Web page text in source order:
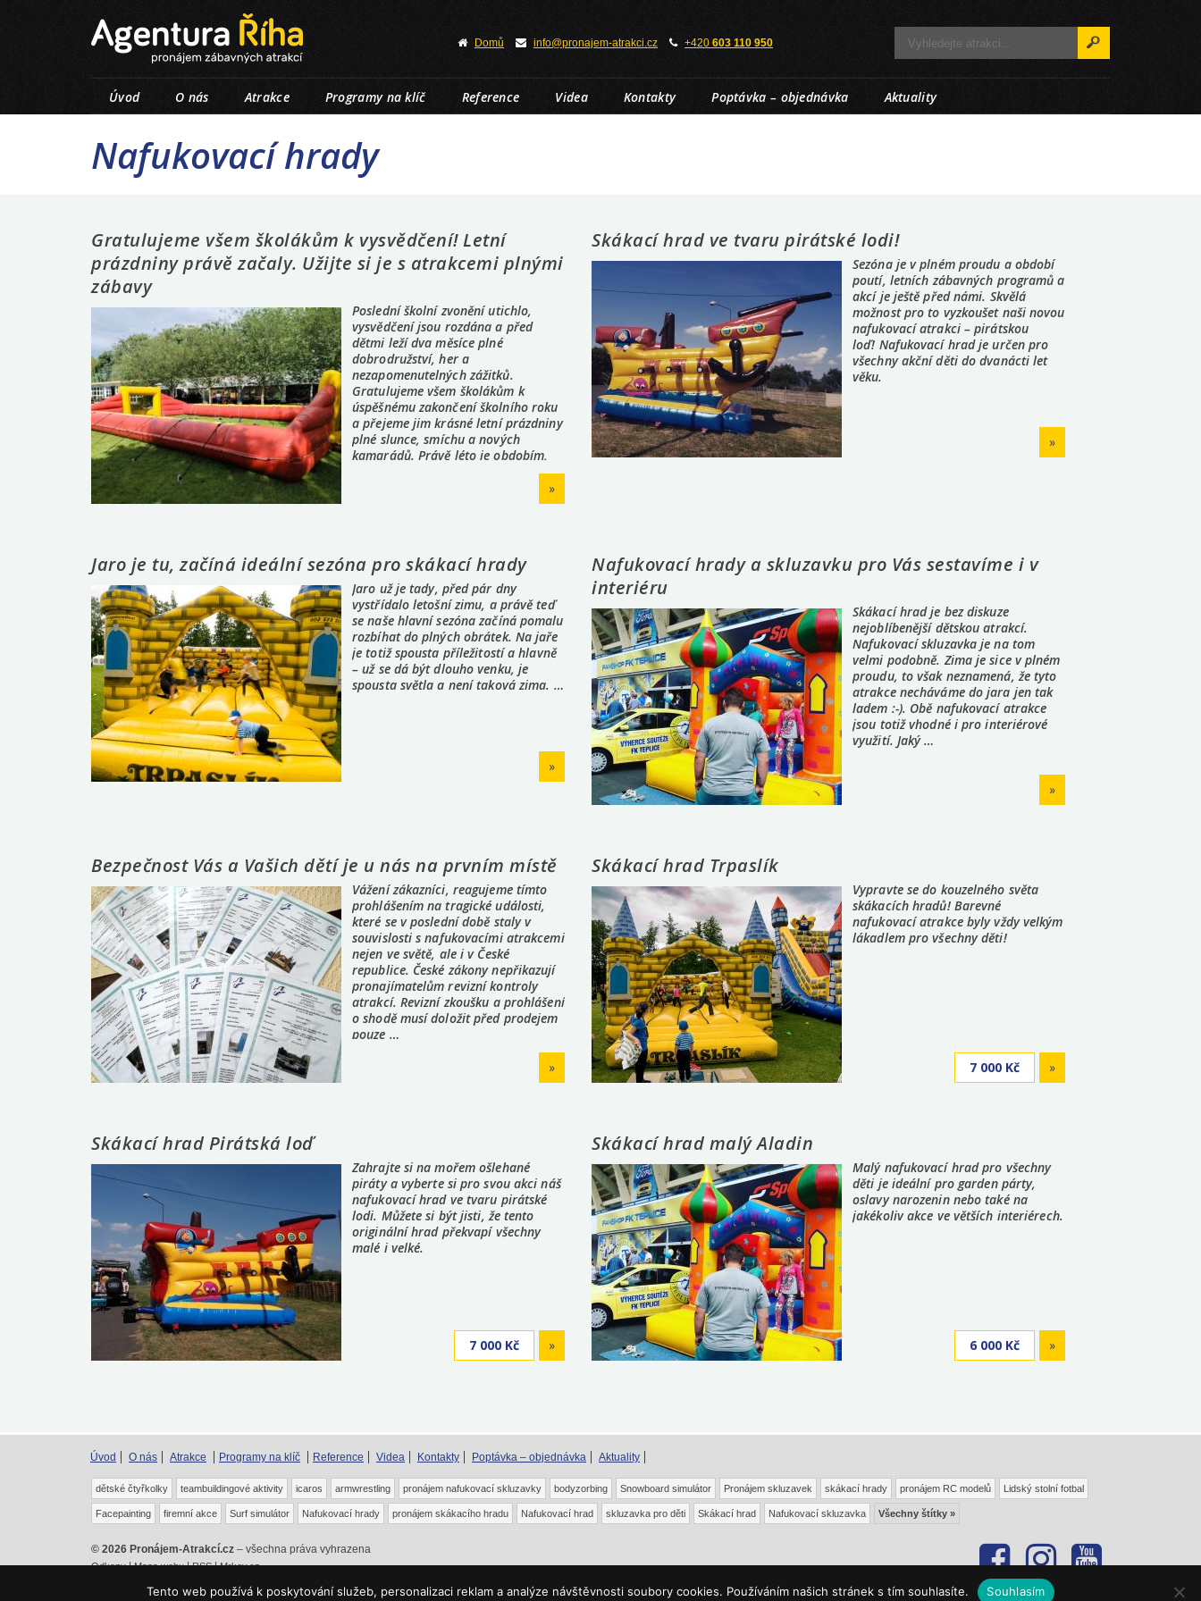
Domů info@pronajem-atrakci.cz +420 603 110 950
Úvod O nás Atrakce Programy na klíč Reference Videa Kontakty Poptávka – objednávka Aktuality
Nafukovací hrady
Gratulujeme všem školákům k vysvědčení! Letní
prázdniny právě začaly. Užijte si je s atrakcemi plnými
zábavy
Poslední školní zvonění utichlo,
vysvědčení jsou rozdána a před
dětmi leží dva měsíce plné
dobrodružství, her a
nezapomenutelných zážitků.
Gratulujeme všem školákům k
úspěšnému zakončení školního roku
a přejeme jim krásné letní prázdniny
plné slunce, smíchu a nových
kamarádů. Právě léto je obdobím,
»
Skákací hrad ve tvaru pirátské lodi!
Sezóna je v plném proudu a období
poutí, letních zábavných programů a
akcí je ještě před námi. Skvělá
možnost pro to vyzkoušet naši novou
nafukovací atrakci – pirátskou
loď! Nafukovací hrad je určen pro
všechny akční děti do dvanácti let
věku.
»
Jaro je tu, začíná ideální sezóna pro skákací hrady
Jaro už je tady, před pár dny
vystřídalo letošní zimu, a právě teď
se naše hlavní sezóna začíná pomalu
rozbíhat do plných obrátek. Na jaře
je totiž spousta příležitostí a hlavně
– už se dá být dlouho venku, je
spousta světla a není taková zima. …
»
Nafukovací hrady a skluzavku pro Vás sestavíme i v
interiéru
Skákací hrad je bez diskuze
nejoblíbenější dětskou atrakcí.
Nafukovací skluzavka je na tom
velmi podobně. Zima je sice v plném
proudu, to však neznamená, že tyto
atrakce necháváme do jara jen tak
ladem :-). Obě nafukovací atrakce
jsou totiž vhodné i pro interiérové
využití. Jaký …
»
Bezpečnost Vás a Vašich dětí je u nás na prvním místě
Vážení zákazníci, reagujeme tímto
prohlášením na tragické události,
které se v poslední době staly v
souvislosti s nafukovacími atrakcemi
nejen ve světě, ale i v České
republice. České zákony nepřikazují
pronajímatelům revizní kontroly
atrakcí. Revizní zkoušku a prohlášení
o shodě musí doložit před prodejem
pouze …
»
Skákací hrad Trpaslík
Vypravte se do kouzelného světa
skákacích hradů! Barevné
nafukovací atrakce byly vždy velkým
lákadlem pro všechny děti!
»
7 000 Kč
Skákací hrad Pirátská loď
Zahrajte si na mořem ošlehané
piráty a vyberte si pro svou akci náš
nafukovací hrad ve tvaru pirátské
lodi. Můžete si být jisti, že tento
originální hrad překvapí všechny
malé i velké.
»
7 000 Kč
Skákací hrad malý Aladin
Malý nafukovací hrad pro všechny
děti je ideální pro garden párty,
oslavy narozenin nebo také na
jakékoliv akce ve větších interiérech.
»
6 000 Kč
Úvod O nás Atrakce Programy na klíč Reference Videa Kontakty Poptávka – objednávka Aktuality
dětské čtyřkolky teambuildingové aktivity icaros armwrestling pronájem nafukovací skluzavky bodyzorbing Snowboard simulátor Pronájem skluzavek skákací hrady pronájem RC modelů Lidský stolní fotbal
Facepainting firemní akce Surf simulátor Nafukovací hrady pronájem skákacího hradu Nafukovací hrad skluzavka pro děti Skákací hrad Nafukovací skluzavka Všechny štítky »
© 2026 Pronájem-Atrakcí.cz – všechna práva vyhrazena
Odkazy|Mapa webu|RSS|Mrkev.cz
Kontaktní formuláře tohoto webu jsou chráněny službou Recaptcha –
Tento web používá k poskytování služeb, personalizaci reklam a analýze návštěvnosti soubory cookies. Používáním našich stránek s tím souhlasíte. Souhlasím